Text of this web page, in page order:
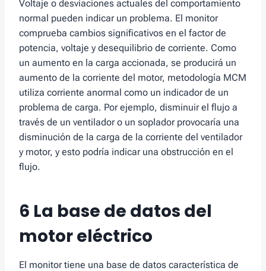
Voltaje o desviaciones actuales del comportamiento
normal pueden indicar un problema. El monitor
comprueba cambios significativos en el factor de
potencia, voltaje y desequilibrio de corriente. Como
un aumento en la carga accionada, se producirá un
aumento de la corriente del motor, metodología MCM
utiliza corriente anormal como un indicador de un
problema de carga. Por ejemplo, disminuir el flujo a
través de un ventilador o un soplador provocaría una
disminución de la carga de la corriente del ventilador
y motor, y esto podría indicar una obstrucción en el
flujo.
6 La base de datos del
motor eléctrico
El monitor tiene una base de datos característica de